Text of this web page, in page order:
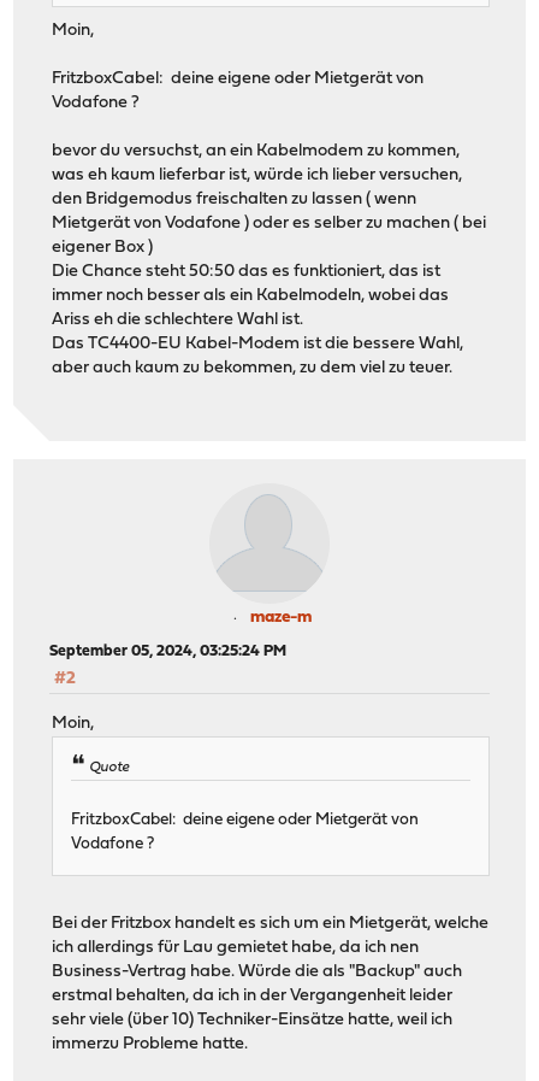
Moin,
FritzboxCabel: deine eigene oder Mietgerät von
Vodafone ?
bevor du versuchst, an ein Kabelmodem zu kommen,
was eh kaum lieferbar ist, würde ich lieber versuchen,
den Bridgemodus freischalten zu lassen ( wenn
Mietgerät von Vodafone ) oder es selber zu machen ( bei
eigener Box )
Die Chance steht 50:50 das es funktioniert, das ist
immer noch besser als ein Kabelmodeln, wobei das
Ariss eh die schlechtere Wahl ist.
Das TC4400-EU Kabel-Modem ist die bessere Wahl,
aber auch kaum zu bekommen, zu dem viel zu teuer.
maze-m
September 05, 2024, 03:25:24 PM
#2
Moin,
Quote
FritzboxCabel: deine eigene oder Mietgerät von
Vodafone ?
Bei der Fritzbox handelt es sich um ein Mietgerät, welche
ich allerdings für Lau gemietet habe, da ich nen
Business-Vertrag habe. Würde die als "Backup" auch
erstmal behalten, da ich in der Vergangenheit leider
sehr viele (über 10) Techniker-Einsätze hatte, weil ich
immerzu Probleme hatte.